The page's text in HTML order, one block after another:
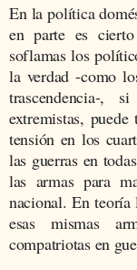
En la política
en parte es
soflamas los
la verdad -como
trascendencia-,
extremistas, puede
tensión en los
las guerras en
las armas para
nacional. En teoría
esasmismas
compatriotas en